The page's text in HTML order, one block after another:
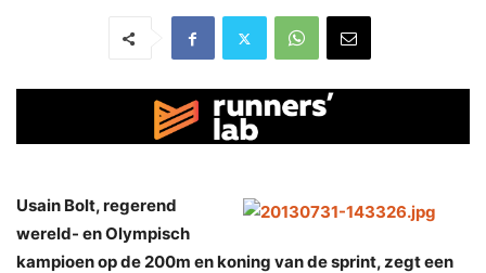
Usain Bolt, regerend
wereld- en Olympisch
kampioen op de 200m en koning van de sprint, zegt een